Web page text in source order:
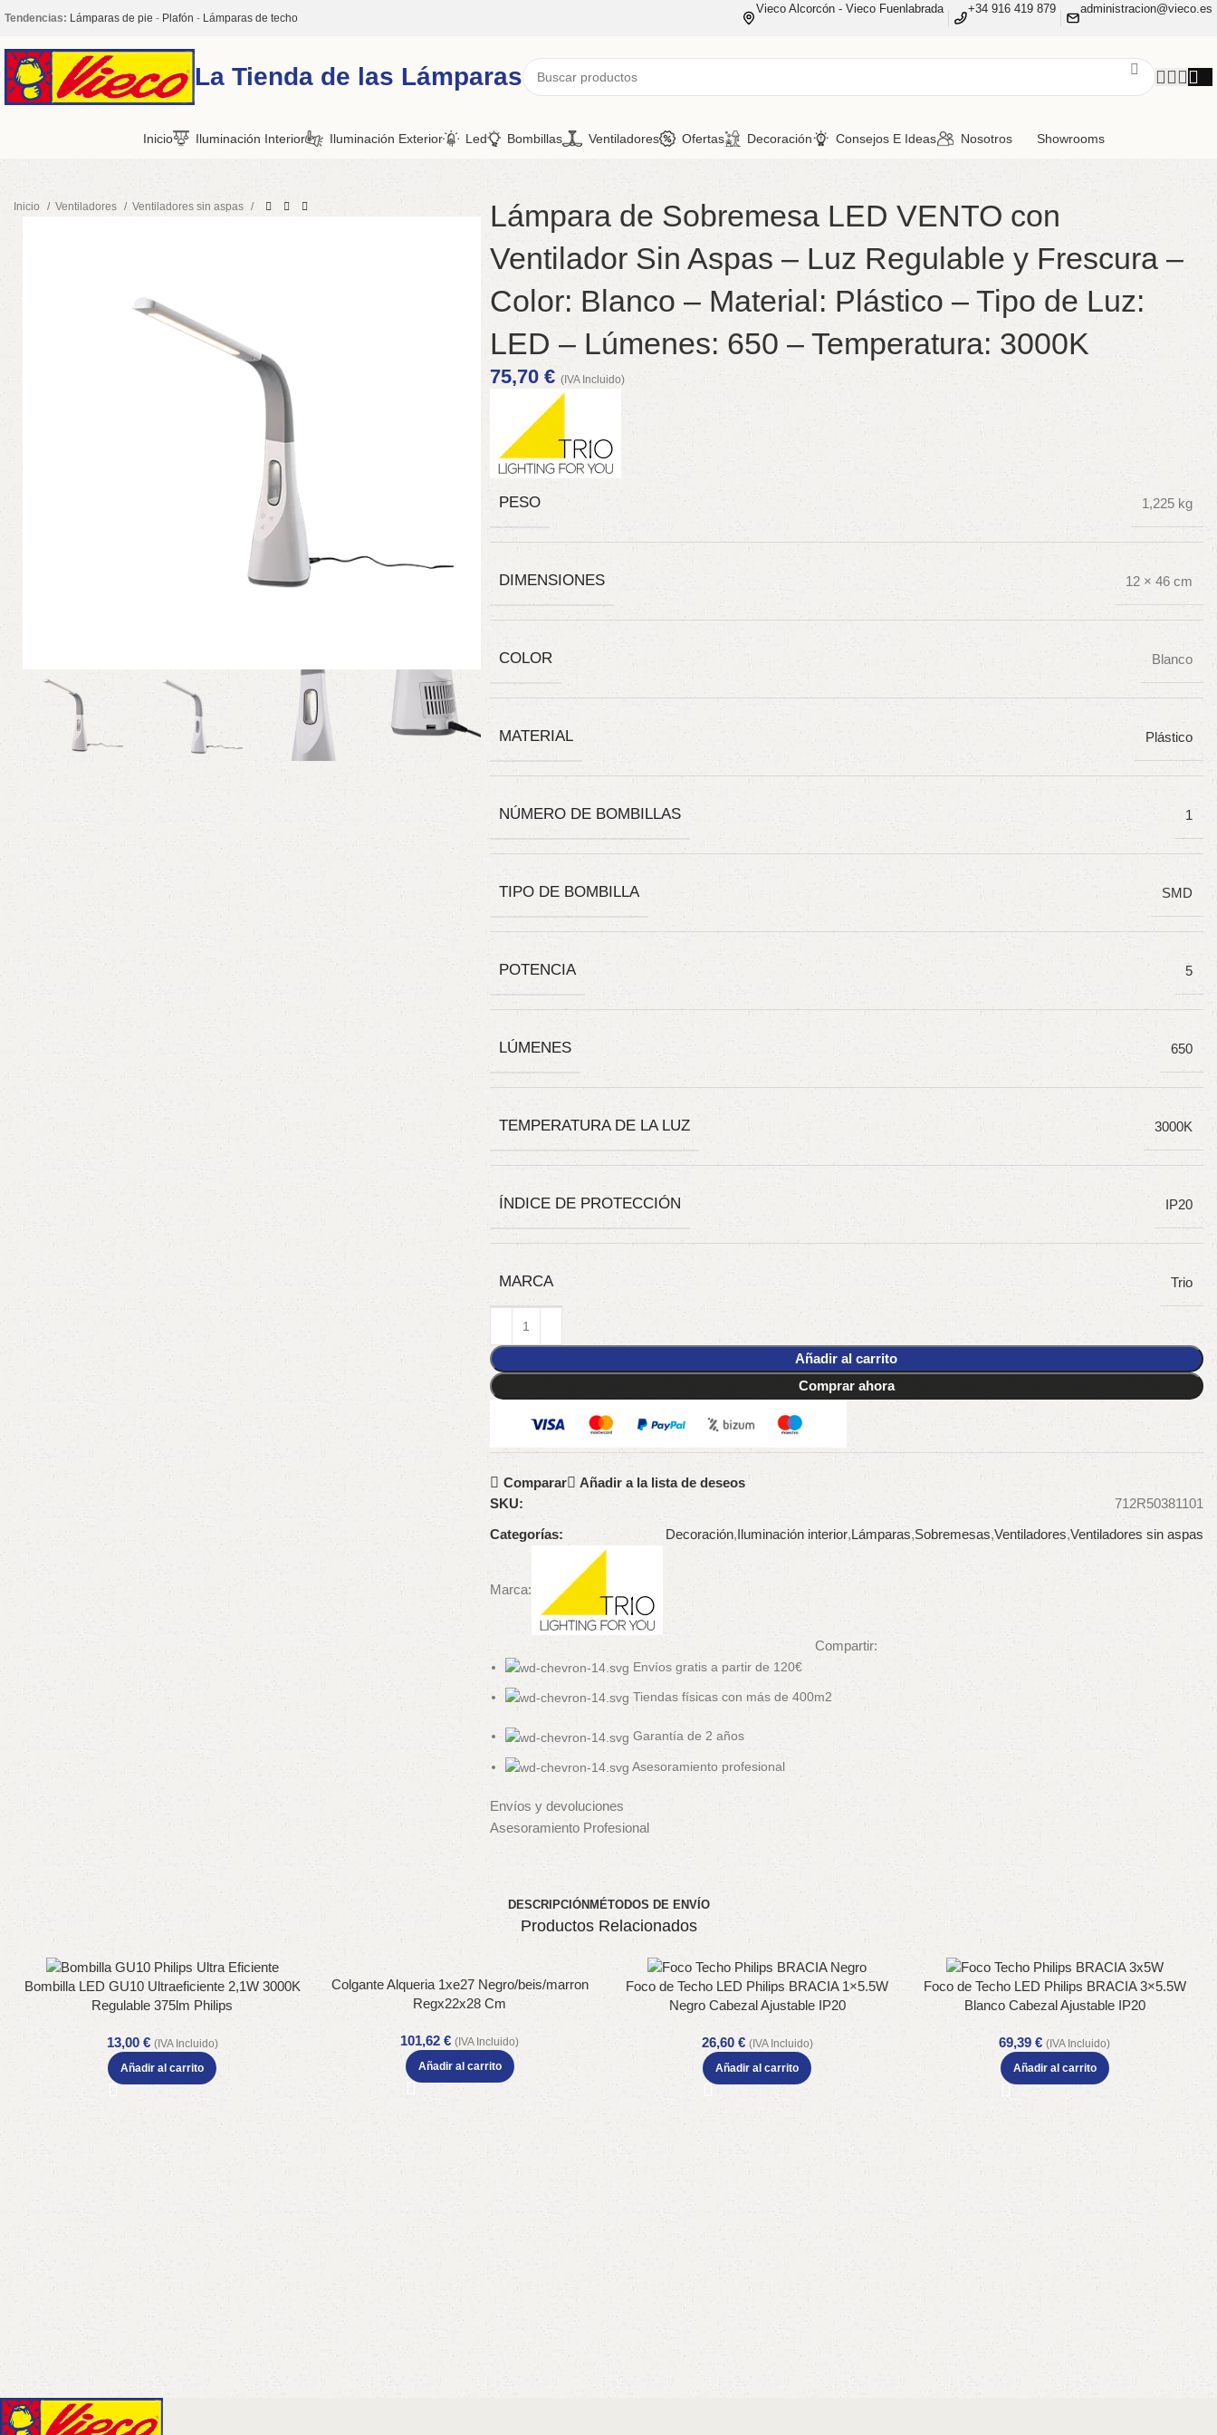
Tendencias: Lámparas de pie - Plafón - Lámparas de techo
Vieco Alcorcón - Vieco Fuenlabrada +34 916 419 879 administracion@vieco.es
La Tienda de las Lámparas
Inicio Iluminación Interior Iluminación Exterior Led Bombillas Ventiladores Ofertas Decoración Consejos E Ideas Nosotros Showrooms
Inicio Ventiladores Ventiladores sin aspas
Lámpara de Sobremesa LED VENTO con
Ventilador Sin Aspas – Luz Regulable y Frescura –
Color: Blanco – Material: Plástico – Tipo de Luz:
LED – Lúmenes: 650 – Temperatura: 3000K
75,70 € (IVA Incluido)
PESO 1,225 kg
DIMENSIONES 12 × 46 cm
COLOR Blanco
MATERIAL Plástico
NÚMERO DE BOMBILLAS 1
TIPO DE BOMBILLA SMD
POTENCIA 5
LÚMENES 650
TEMPERATURA DE LA LUZ 3000K
ÍNDICE DE PROTECCIÓN IP20
MARCA Trio
Añadir al carrito
Comprar ahora
Comparar
Añadir a la lista de deseos
SKU:
712R50381101
Categorías:
Decoración,Iluminación interior,Lámparas,Sobremesas,Ventiladores,Ventiladores sin aspas
Marca:
Compartir:
Envíos gratis a partir de 120€
Tiendas físicas con más de 400m2
Garantía de 2 años
Asesoramiento profesional
Envíos y devoluciones
Asesoramiento Profesional
DESCRIPCIÓN MÉTODOS DE ENVÍO
Productos Relacionados
Bombilla LED GU10 Ultraeficiente 2,1W 3000K
Regulable 375lm Philips
13,00 € (IVA Incluido)
Añadir al carrito
Colgante Alqueria 1xe27 Negro/beis/marron
Regx22x28 Cm
101,62€ (IVA Incluido)
Añadir al carrito
Foco de Techo LED Philips BRACIA 1×5.5W
Negro Cabezal Ajustable IP20
26,60 € (IVA Incluido)
Añadir al carrito
Foco de Techo LED Philips BRACIA 3×5.5W
Blanco Cabezal Ajustable IP20
69,39€ (IVA Incluido)
Añadir al carrito